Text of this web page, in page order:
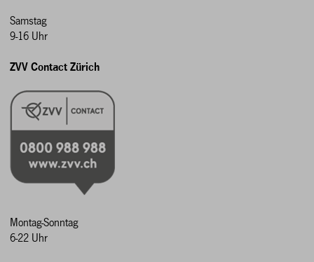
Samstag
9-16 Uhr
ZVV Contact Zürich
Montag-Sonntag
6-22 Uhr